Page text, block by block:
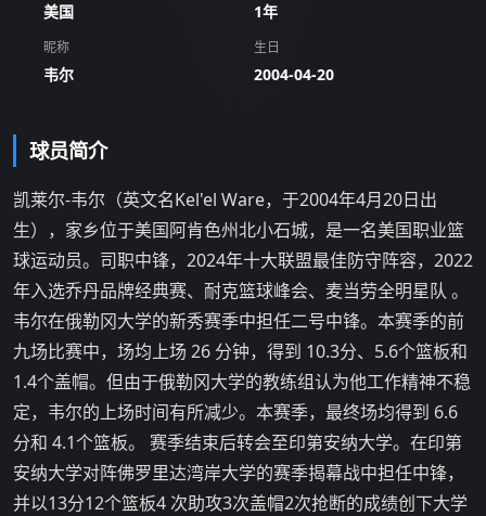
美国 1年
昵称
韦尔
生日
2004-04-20
球员简介
凯莱尔-韦尔（英文名Kel'el Ware，于2004年4月20日出
生），家乡位于美国阿肯色州北小石城，是一名美国职业篮
球运动员。司职中锋，2024年十大联盟最佳防守阵容，2022
年入选乔丹品牌经典赛、耐克篮球峰会、麦当劳全明星队 。
韦尔在俄勒冈大学的新秀赛季中担任二号中锋。本赛季的前
九场比赛中，场均上场 26 分钟，得到 10.3分、5.6个篮板和
1.4个盖帽。但由于俄勒冈大学的教练组认为他工作精神不稳
定，韦尔的上场时间有所减少。本赛季，最终场均得到 6.6
分和 4.1个篮板。 赛季结束后转会至印第安纳大学。在印第
安纳大学对阵佛罗里达湾岸大学的赛季揭幕战中担任中锋，
并以13分12个篮板4 次助攻3次盖帽2次抢断的成绩创下大学